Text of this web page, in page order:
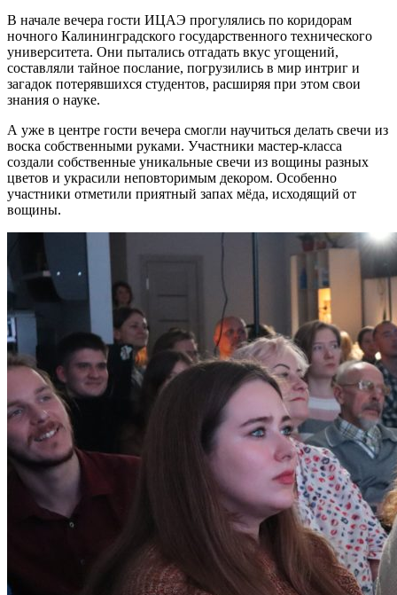
В начале вечера гости ИЦАЭ прогулялись по коридорам
ночного Калининградского государственного технического
университета. Они пытались отгадать вкус угощений,
составляли тайное послание, погрузились в мир интриг и
загадок потерявшихся студентов, расширяя при этом свои
знания о науке.
А уже в центре гости вечера смогли научиться делать свечи из
воска собственными руками. Участники мастер-класса
создали собственные уникальные свечи из вощины разных
цветов и украсили неповторимым декором. Особенно
участники отметили приятный запах мёда, исходящий от
вощины.